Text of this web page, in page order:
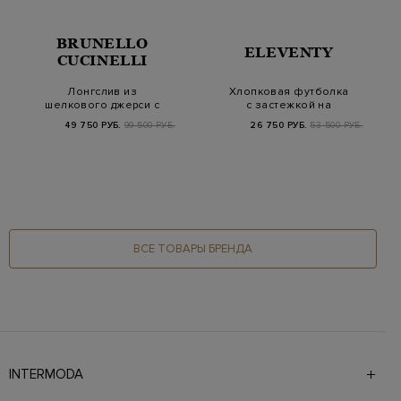
BRUNELLO
CUCINELLI
Лонгслив из
шелкового джерси с
49 750 РУБ. 99 500 РУБ.
ELEVENTY
Хлопковая футболка
с застежкой на
о…
26 750 РУБ. 53 500 РУБ.
ВСЕ ТОВАРЫ БРЕНДА
INTERMODA